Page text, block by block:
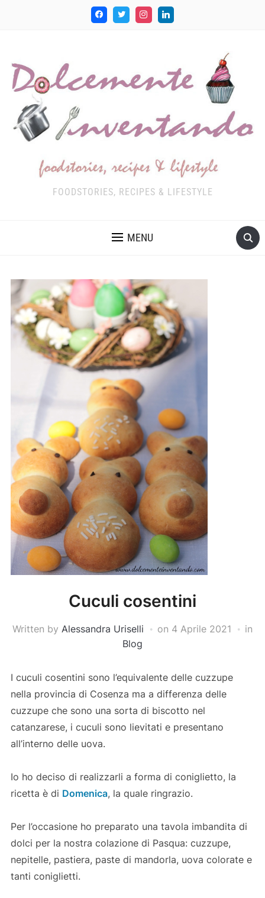
FOODSTORIES, RECIPES & LIFESTYLE
MENU
Cuculi cosentini
Written by Alessandra Uriselli on 4 Aprile 2021
in
Blog
I cuculi cosentini sono l’equivalente delle cuzzupe
nella provincia di Cosenza ma a differenza delle
cuzzupe che sono una sorta di biscotto nel
catanzarese, i cuculi sono lievitati e presentano
all’interno delle uova.
Io ho deciso di realizzarli a forma di coniglietto, la
ricetta è di Domenica, la quale ringrazio.
Per l’occasione ho preparato una tavola imbandita di
dolci per la nostra colazione di Pasqua: cuzzupe,
nepitelle, pastiera, paste di mandorla, uova colorate e
tanti coniglietti.